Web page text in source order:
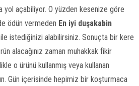
yol açabiliyor. O yüzden kesenize göre
ödün vermeden En iyi duşakabin
istediğinizi alabilirsiniz. Sonuçta bir kere
alacağınız zaman muhakkak fikir
o ürünü kullanmış veya kullanan
Gün içerisinde hepimiz bir koşturmaca